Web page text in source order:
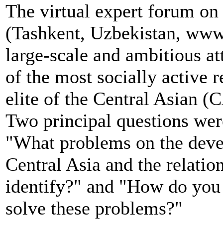
The virtual expert forum
(Tashkent, Uzbekistan,
large-scale and ambitious
of the most socially active
elite of the Central Asian
Two principal questions
"What problems on the
Central Asia and the
identify?" and "How do
solve these problems?"